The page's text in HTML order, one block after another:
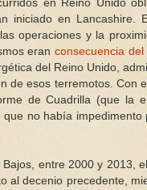
en Reino Unido
iniciado en Lancashire.
operaciones y la
eranconsecuencia
del Reino Unido,
de esos terremotos. Con
de Cuadrilla (que la
que no había
Bajos, entre 2000 y 2013,
al decenio precedente,